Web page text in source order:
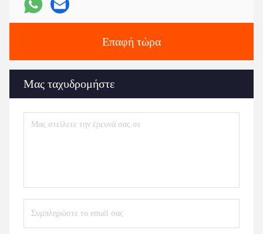
Επαφή τώρα
Μας ταχυδρομήστε